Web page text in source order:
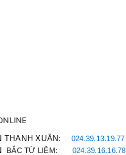
THANH XUÂN : 024.39.13.19.77
BẮC TỪ LIÊM: 024.39.16.16.78